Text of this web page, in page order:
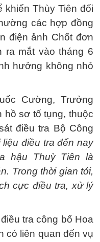
khiến Thùy Tiên đối
các hợp đồng
điện ảnh Chốt đơn
ra mắt vào tháng 6
hưởng không nhỏ
Cường, Trưởng
hồ sơ tố tụng, thuộc
điều tra Bộ Công
liệu điều tra đến nay
hậu Thuỳ Tiên là
Trong thời gian tới,
cực điều tra, xử lý
tra công bố Hoa
có liên quan đến vụ